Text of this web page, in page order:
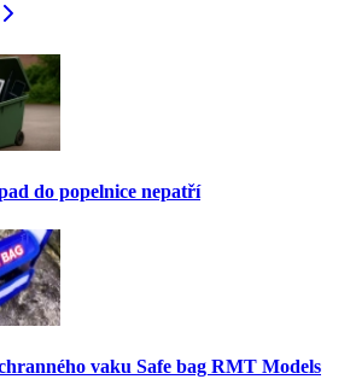
do popelnice nepatří
vaku Safe bag RMT Models